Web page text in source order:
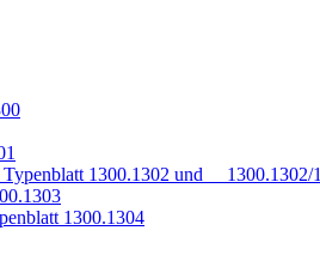
1300.1302 und 1300.1302/1
1300.1304